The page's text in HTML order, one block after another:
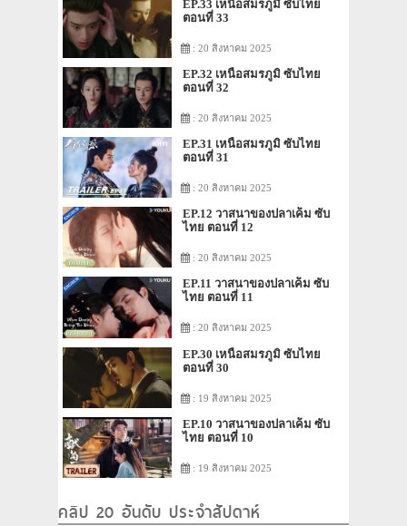
EP.33 เหนือสมรภูมิ ซับไทย
ตอนที่ 33
: 20 สิงหาคม 2025
EP.32 เหนือสมรภูมิ ซับไทย
ตอนที่ 32
: 20 สิงหาคม 2025
EP.31 เหนือสมรภูมิ ซับไทย
ตอนที่ 31
: 20 สิงหาคม 2025
EP.12 วาสนาของปลาเค็ม ซับ
ไทย ตอนที่ 12
: 20 สิงหาคม 2025
EP.11 วาสนาของปลาเค็ม ซับ
ไทย ตอนที่ 11
: 20 สิงหาคม 2025
EP.30 เหนือสมรภูมิ ซับไทย
ตอนที่ 30
: 19 สิงหาคม 2025
EP.10 วาสนาของปลาเค็ม ซับ
ไทย ตอนที่ 10
: 19 สิงหาคม 2025
คลิป 20 อันดับ ประจำสัปดาห์